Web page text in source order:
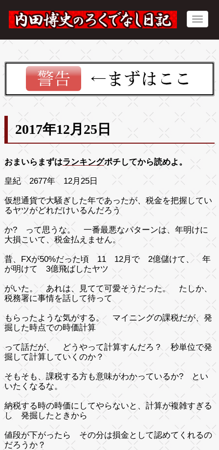
2017年12月25日
おまいらまずはランキングポチしてから読めよ。
皇紀 2677年 12月25日
仮想通貨で大騒ぎした年であったが、税金を把握してい
るヤツがどれだけいるんだろう
か? って思うな。 一番最悪なパターンは、年明けに
大損こいて、税金払えません。
昔、FXが50%だった頃 11 12月で 2億儲けて、 年
が明けて 3億飛ばしたヤツ
がいた。 あれは、見てて可愛そうだった。 たしか、
税務署に事情を話して待って
もらったような気がする。 マイニングの課税だが、発
掘した時点での時価計算
って話だが、 どうやって計算すんだろ？ 秒単位で発
掘して計算していくのか？
そもそも、課税する方も意味がわかっているか? とい
いたくなるな。
納税する時の時価にしてやらないと、計算が複雑すぎる
し 発掘したときから
値段が下がったら その分は損金として認めてくれるの
だろうか？